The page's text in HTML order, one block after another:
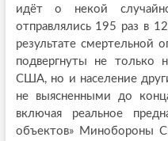
идёт о некой
отправлялись 195 раз в
результате смертельной
подвергнуты не только
США, но и население
не выясненными до
включая реальное
объектов» Минобороны